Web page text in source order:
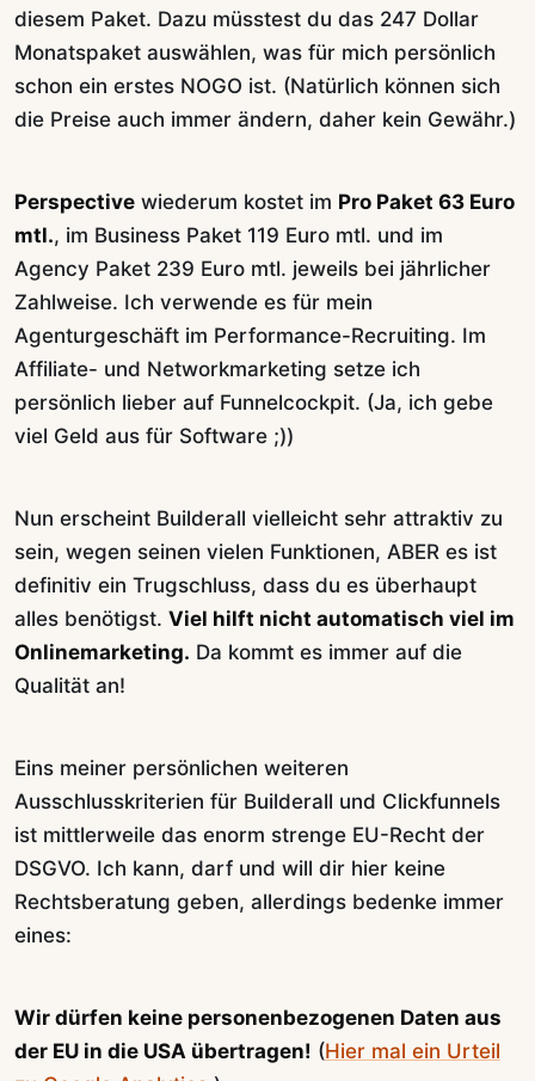
diesem Paket. Dazu müsstest du das 247 Dollar
Monatspaket auswählen, was für mich persönlich
schon ein erstes NOGO ist. (Natürlich können sich
die Preise auch immer ändern, daher kein Gewähr.)
Perspective wiederum kostet im Pro Paket 63 Euro
mtl., im Business Paket 119 Euro mtl. und im
Agency Paket 239 Euro mtl. jeweils bei jährlicher
Zahlweise. Ich verwende es für mein
Agenturgeschäft im Performance-Recruiting. Im
Affiliate- und Networkmarketing setze ich
persönlich lieber auf Funnelcockpit. (Ja, ich gebe
viel Geld aus für Software ;))
Nun erscheint Builderall vielleicht sehr attraktiv zu
sein, wegen seinen vielen Funktionen, ABER es ist
definitiv ein Trugschluss, dass du es überhaupt
alles benötigst. Viel hilft nicht automatisch viel im
Onlinemarketing. Da kommt es immer auf die
Qualität an!
Eins meiner persönlichen weiteren
Ausschlusskriterien für Builderall und Clickfunnels
ist mittlerweile das enorm strenge EU-Recht der
DSGVO. Ich kann, darf und will dir hier keine
Rechtsberatung geben, allerdings bedenke immer
eines:
Wir dürfen keine personenbezogenen Daten aus
der EU in die USA übertragen! (Hier mal ein Urteil